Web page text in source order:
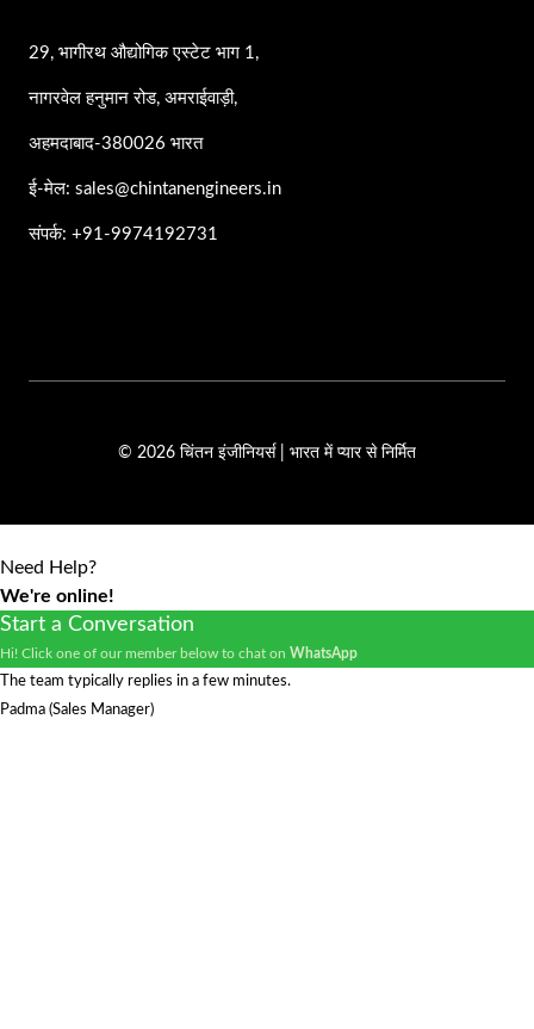
29, भागीरथ औद्योगिक एस्टेट भाग 1,
नागरवेल हनुमान रोड, अमराईवाड़ी,
अहमदाबाद-380026 भारत
ई-मेल: sales@chintanengineers.in
संपर्क: +91-9974192731
© 2026 चिंतन इंजीनियर्स | भारत में प्यार से निर्मित
Need Help?
We're online!
Start a Conversation
Hi! Click one of our member below to chat on WhatsApp
The team typically replies in a few minutes.
Padma (Sales Manager)